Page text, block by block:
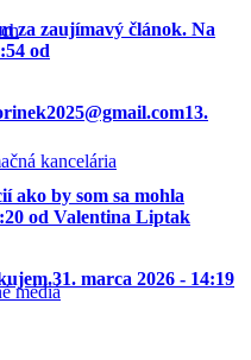
kancelária
médiá
za zaujímavý článok. Na
od
13.
ako by som sa mohla
od Valentina Liptak
31. marca 2026 - 14:19